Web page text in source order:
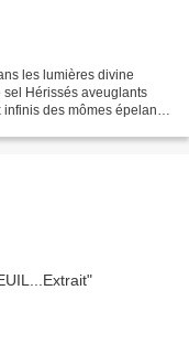
les lumières divine
Hérissés aveuglants
des mômes épelant